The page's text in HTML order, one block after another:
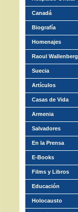
Canadá
Biografía
Homenajes
Raoul Wallenberg
Suecia
Artículos
Casas de Vida
Armenia
Salvadores
En la Prensa
E-Books
Films y Libros
Educación
Holocausto